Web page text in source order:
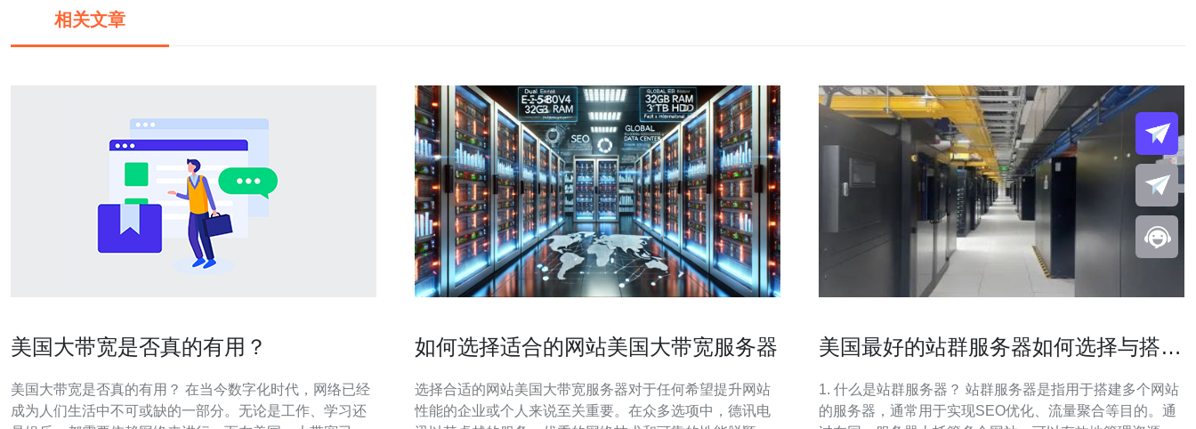
相关文章
美国大带宽是否真的有用？
美国大带宽是否真的有用？ 在当今数字化时代，网络已经
成为人们生活中不可或缺的一部分。无论是工作、学习还
如何选择适合的网站美国大带宽服务器
选择合适的网站美国大带宽服务器对于任何希望提升网站
性能的企业或个人来说至关重要。在众多选项中，德讯电
美国最好的站群服务器如何选择与搭建
1. 什么是站群服务器？ 站群服务器是指用于搭建多个网站
的服务器，通常用于实现SEO优化、流量聚合等目的。通